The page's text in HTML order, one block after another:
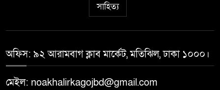
সাহিত্য
অফিস: ৯২ আরামবাগ ক্লাব মার্কেট, মতিঝিল, ঢাকা ১০০০।
মেইল: noakhalirkagojbd@gmail.com